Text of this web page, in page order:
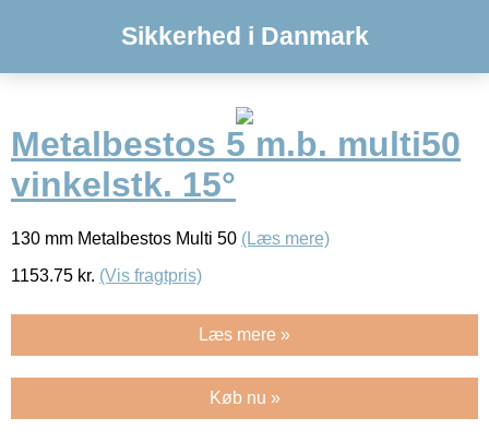
Sikkerhed i Danmark
Metalbestos 5 m.b. multi50
vinkelstk. 15°
130 mm Metalbestos Multi 50 (Læs mere)
1153.75 kr. (Vis fragtpris)
Læs mere »
Køb nu »